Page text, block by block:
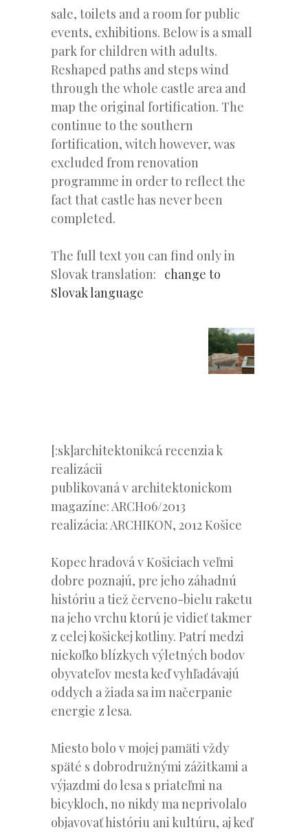
sale, toilets and a room for public
events, exhibitions. Below is a small
park for children with adults.
Reshaped paths and steps wind
through the whole castle area and
map the original fortification. The
continue to the southern
fortification, witch however, was
excluded from renovation
programme in order to reflect the
fact that castle has never been
completed.
The full text you can find only in
Slovak translation: change to
Slovak language
[:sk]architektonikcá recenzia k
realizácii
publikovaná v architektonickom
magazíne: ARCH06/2013
realizácia: ARCHIKON, 2012 Košice
Kopec hradová v Košiciach veľmi
dobre poznajú, pre jeho záhadnú
históriu a tiež červeno-bielu raketu
na jeho vrchu ktorú je vidieť takmer
z celej košickej kotliny. Patrí medzi
niekoľko blízkych výletných bodov
obyvateľov mesta keď vyhľadávajú
oddych a žiada sa im načerpanie
energie z lesa.
Miesto bolo v mojej pamäti vždy
späté s dobrodružnými zážitkami a
výjazdmi do lesa s priateľmi na
bicykloch, no nikdy ma neprivolalo
objavovať históriu ani kultúru, aj keď